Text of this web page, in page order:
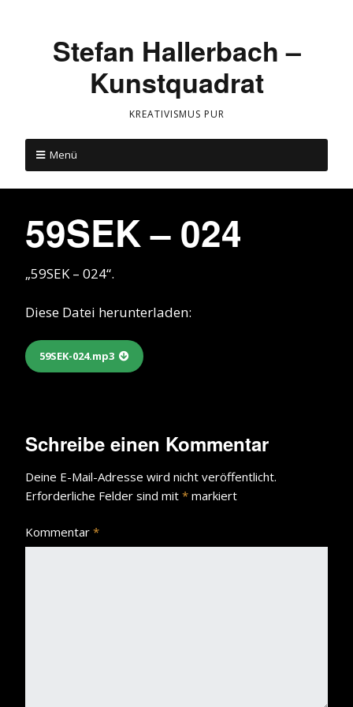
Stefan Hallerbach –
Kunstquadrat
KREATIVISMUS PUR
Menü
59SEK – 024
„59SEK – 024“.
Diese Datei herunterladen:
59SEK-024.mp3
Schreibe einen Kommentar
Deine E-Mail-Adresse wird nicht veröffentlicht.
Erforderliche Felder sind mit * markiert
Kommentar *